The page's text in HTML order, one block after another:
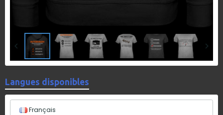
Langues disponibles
Français